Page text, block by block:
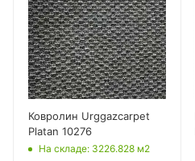
Ковролин Urggazcarpet
Platan 10276
На складе: 3226.828 м2